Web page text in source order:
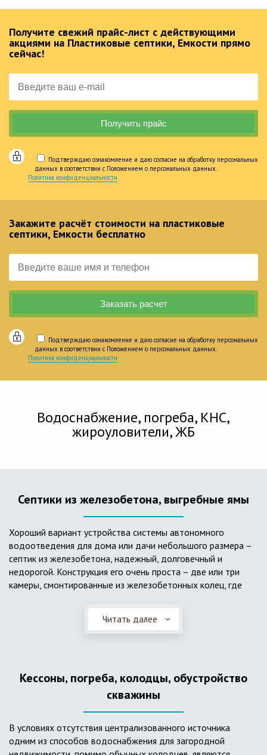
Получите свежий прайс-лист с действующими
акциями на Пластиковые септики, Емкости прямо
сейчас!
Подтверждаю ознакомление и даю согласие на обработку персональных
данных в соответствии с Положением о персональных данных.
Политика конфиденциальности
Закажите расчёт стоимости на пластиковые
септики, Емкости бесплатно
Подтверждаю ознакомление и даю согласие на обработку персональных
данных в соответствии с Положением о персональных данных.
Политика конфиденциальности
Водоснабжение, погреба, КНС,
жироуловители, ЖБ
Септики из железобетона, выгребные ямы
Хороший вариант устройства системы автономного
водоотведения для дома или дачи небольшого размера –
септик из железобетона, надежный, долговечный и
недорогой. Конструкция его очень проста – две или три
камеры, смонтированные из железобетонных колец, где
слой дренажа, устроенный из щебня и песка. Для септика
требуется только очищение через определенное время
большую прочность по сравнению с пластиковыми
Читать далее
Кессоны, погреба, колодцы, обустройство
скважины
В условиях отсутствия централизованного источника
одним из способов водоснабжения для загородной